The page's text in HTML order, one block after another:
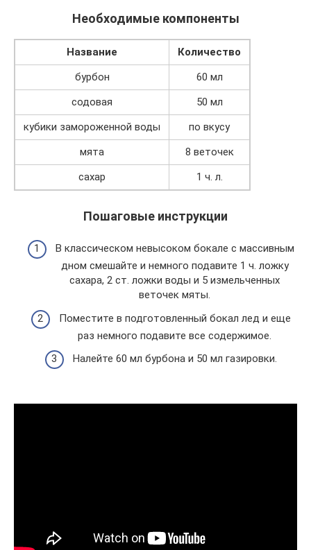
Необходимые компоненты
Название
Количество
бурбон
60 мл
содовая
50 мл
кубики замороженной воды
по вкусу
мята
8 веточек
сахар
1 ч. л.
Пошаговые инструкции
В классическом невысоком бокале с массивным
дном смешайте и немного подавите 1 ч. ложку
сахара, 2 ст. ложки воды и 5 измельченных
веточек мяты.
Поместите в подготовленный бокал лед и еще
раз немного подавите все содержимое.
Налейте 60 мл бурбона и 50 мл газировки.